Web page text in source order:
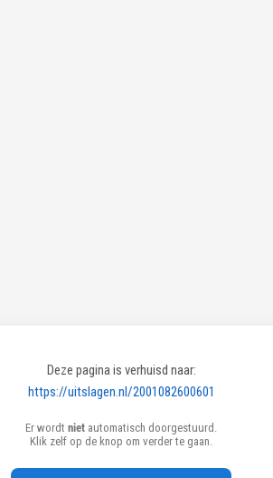
Deze pagina is verhuisd naar:
https://uitslagen.nl/2001082600601
Er wordt niet automatisch doorgestuurd.
Klik zelf op de knop om verder te gaan.